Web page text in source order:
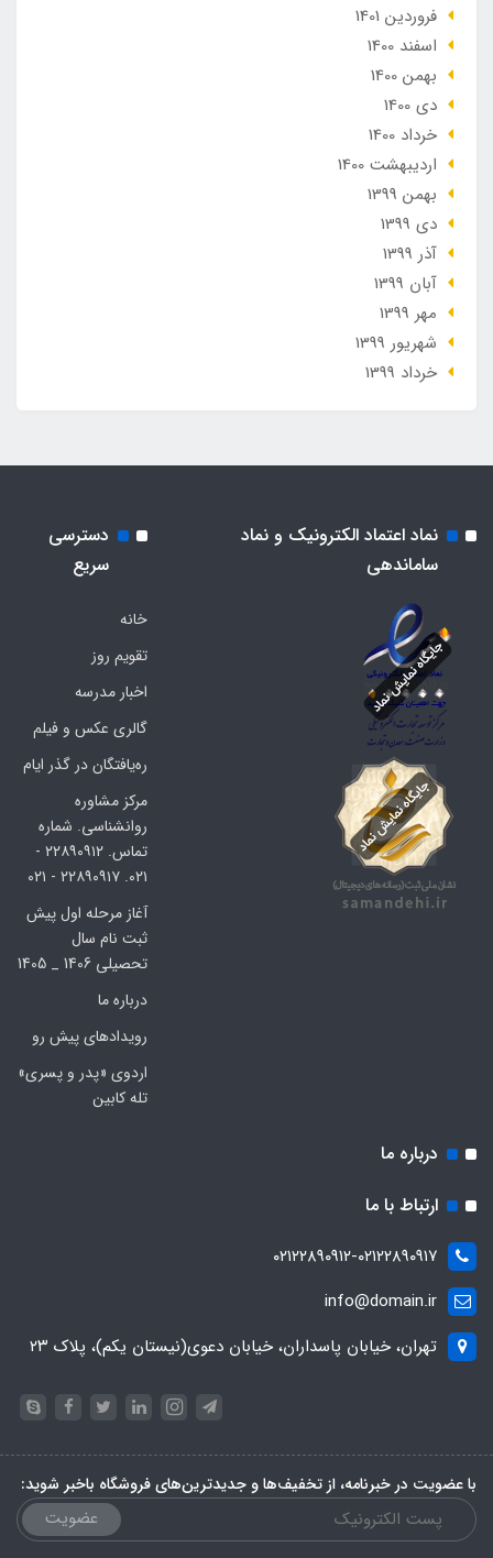
فروردین 1401
اسفند 1400
بهمن 1400
دی 1400
خرداد 1400
ارديبهشت 1400
بهمن 1399
دی 1399
آذر 1399
آبان 1399
مهر 1399
شهریور 1399
خرداد 1399
نماد اعتماد الکترونیک و نماد
ساماندهی
دسترسی
سریع
خانه
تقویم روز
اخبار مدرسه
گالری عکس و فیلم
ره‌یافتگان در گذر ایام
مرکز مشاوره
روانشناسی. شماره
تماس. ۲۲۸۹۰۹۱۲ -
۰۲۱. ۲۲۸۹۰۹۱۷ - ۰۲۱
آغاز مرحله اول پیش
ثبت نام سال
تحصیلی 1406 _ 1405
درباره ما
رویدادهای پیش رو
اردوی «پدر و پسری»
تله کابین
درباره ما
ارتباط با ما
۰۲۱۲۲۸۹۰۹۱۲-۰۲۱۲۲۸۹۰۹۱۷
info@domain.ir
تهران، خیابان پاسداران، خیابان دعوی(نیستان یکم)، پلاک ۲۳
با عضویت در خبرنامه، از تخفیف‌ها و جدیدترین‌های فروشگاه باخبر شوید:
عضویت